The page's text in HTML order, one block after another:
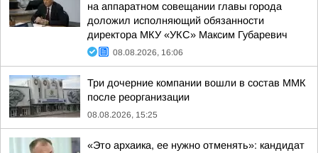
на аппаратном совещании главы города
доложил исполняющий обязанности
директора МКУ «УКС» Максим Губаревич
08.08.2026, 16:06
Три дочерние компании вошли в состав ММК
после реорганизации
08.08.2026, 15:25
«Это архаика, ее нужно отменять»: кандидат